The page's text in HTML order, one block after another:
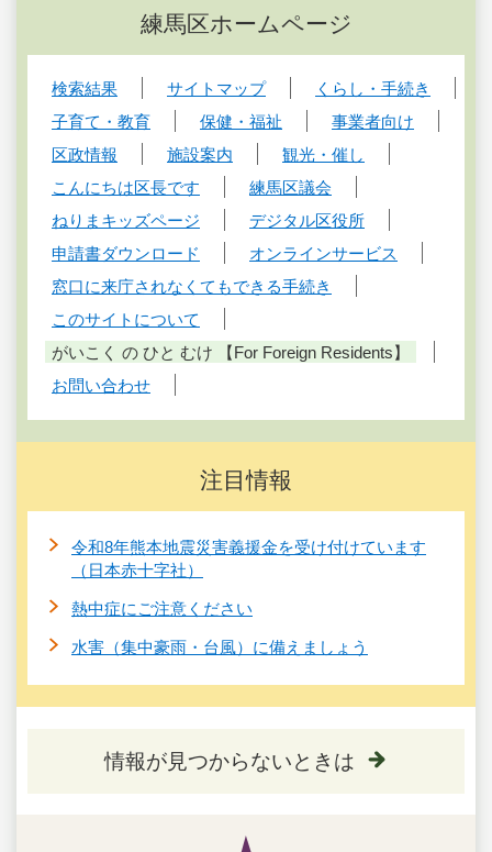
練馬区ホームページ
検索結果 サイトマップ
くらし・手続き
子育て・教育
保健・福祉
事業者向け
区政情報
施設案内
観光・催し
こんにちは区長です
練馬区議会
ねりまキッズページ
デジタル区役所
申請書ダウンロード
オンラインサービス
窓口に来庁されなくてもできる手続き
このサイトについて
がいこく の ひと むけ 【For Foreign Residents】
お問い合わせ
注目情報
令和8年熊本地震災害義援金を受け付けています
（日本赤十字社）
熱中症にご注意ください
水害（集中豪雨・台風）に備えましょう
情報が見つからないときは